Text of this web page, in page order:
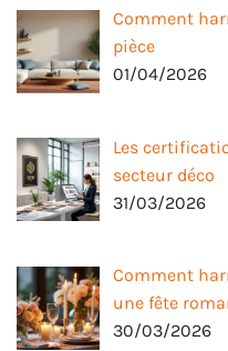
Comment
pièce
01/04/2026
Les
secteur déco
31/03/2026
Comment
une fête
30/03/2026